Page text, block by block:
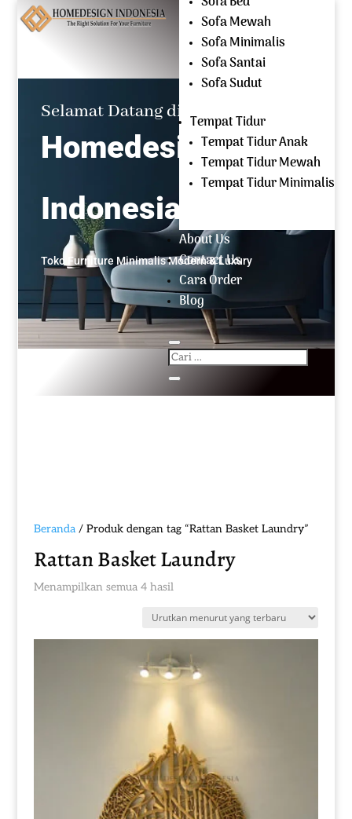
OPEN EVERYDAY
(+62) 81 229 604 267
Selamat Datang di
Homedesign
Indonesia
Toko Furniture Minimalis Modern & Luxury
Sofa Mewah
Sofa Minimalis
Sofa Santai
Sofa Sudut
Tempat Tidur
Tempat Tidur Anak
Tempat Tidur Mewah
Tempat Tidur Minimalis
About Us
Contact Us
Cara Order
Blog
Beranda/ Produk dengan tag “Rattan Basket Laundry”
Rattan Basket Laundry
Menampilkan semua 4 hasilDiurutkan
yang
terbaru